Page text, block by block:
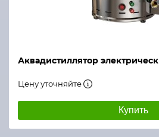
Аквадистиллятор
Цену уточняйте
Купить